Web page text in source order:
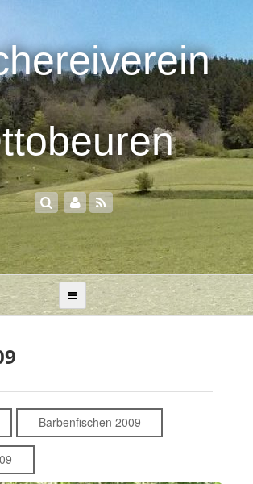
Barbenfischen 2009